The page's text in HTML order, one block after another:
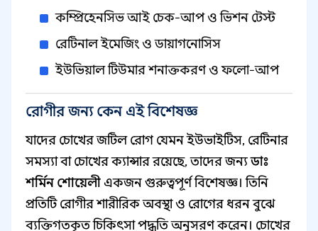
কম্প্রিহেনসিভ আই চেক-আপ ও ভিশন টেস্ট
রেটিনাল ইমেজিং ও ডায়াগনোসিস
ইউভিয়াল টিউমার শনাক্তকরণ ও ফলো-আপ
রোগীর জন্য কেন এই বিশেষজ্ঞ
যাদের চোখের জটিল রোগ যেমন ইউভাইটিস, রেটিনার
সমস্যা বা চোখের ক্যান্সার রয়েছে, তাদের জন্যডাঃ
শর্মিন শোয়েলী একজন গুরুত্বপূর্ণ বিশেষজ্ঞ। তিনি
প্রতিটি রোগীর শারীরিক অবস্থা ও রোগের ধরন বুঝে
ব্যক্তিগতকৃত চিকিৎসা পদ্ধতি অনুসরণ করেন। চোখের